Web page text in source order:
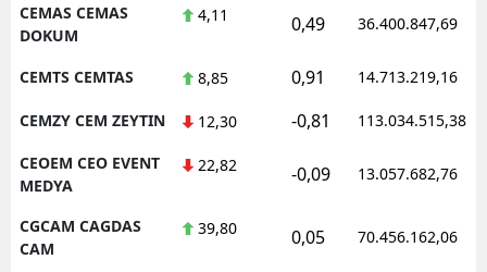
CEMAS CEMAS
DOKUM
4,11 0,49 36.400.847,69
CEMTS CEMTAS 8,85 0,91 14.713.219,16
CEMZY CEM ZEYTIN 12,30 -0,81 113.034.515,38
CEOEM CEO EVENT
MEDYA
22,82 -0,09 13.057.682,76
CGCAM CAGDAS
CAM
39,80 0,05 70.456.162,06